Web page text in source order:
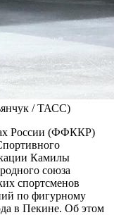
/ ТАСС)
России (ФФККР)
Камилы
союза
спортсменов
по фигурному
в Пекине. Об этом